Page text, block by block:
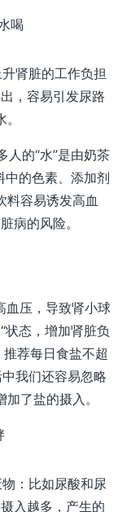
喝
肾脏的工作负担
，容易引发尿路
的“水”是由奶茶
的色素、添加剂
料容易诱发高血
病的风险。
压，导致肾小球
状态，增加肾脏负
荐每日食盐不超
我们还容易忽略
了盐的摄入。
：比如尿酸和尿
入越多，产生的